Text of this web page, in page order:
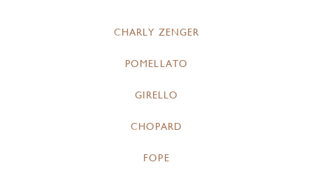
CHARLY ZENGER
POMELLATO
GIRELLO
CHOPARD
FOPE